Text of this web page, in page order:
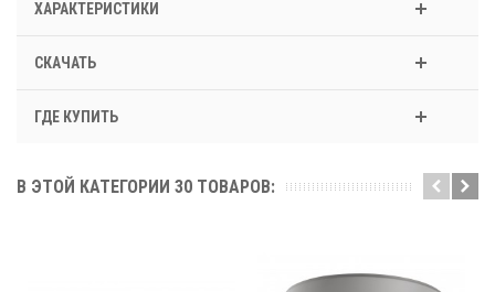
ХАРАКТЕРИСТИКИ
СКАЧАТЬ
ГДЕ КУПИТЬ
В ЭТОЙ КАТЕГОРИИ 30 ТОВАРОВ: